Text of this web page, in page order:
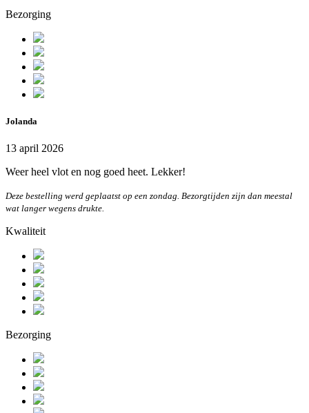
Bezorging
Jolanda
13 april 2026
Weer heel vlot en nog goed heet. Lekker!
Deze bestelling werd geplaatst op een zondag. Bezorgtijden zijn dan meestal
wat langer wegens drukte.
Kwaliteit
Bezorging